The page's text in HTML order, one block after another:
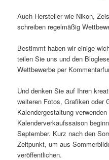
Auch Hersteller wie Nikon,
schreiben regelmäßig
Bestimmt haben wir einige
teilen Sie uns und den
Wettbewerbe per
Und denken Sie auf Ihren
weiteren Fotos, Grafiken oder
Kalendergestaltung
Kalenderverkaufssaison
September. Kurz nach den
Zeitpunkt, um aus
veröffentlichen.